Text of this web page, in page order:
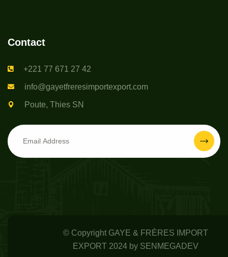
Contact
+221 77 671 27 42
info@gayetfreresimportexport.com
Poute, Thies SN
© Copyright GAYE & FRÈRES IMPORT
EXPORT 2024 by SENMEGADEV